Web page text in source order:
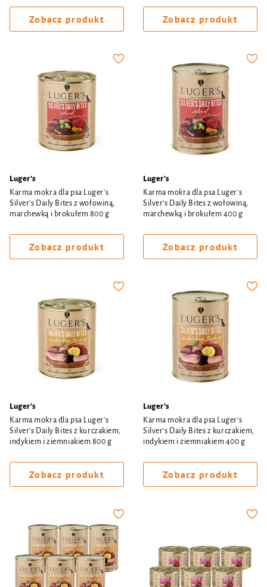
Zobacz produkt Zobacz produkt
Luger's
Karma mokra dla psa Luger's
Silver's Daily Bites z wołowiną,
marchewką i brokułem 800 g
Zobacz produkt
Luger's
Karma mokra dla psa Luger's
Silver's Daily Bites z wołowiną,
marchewką i brokułem 400 g
Zobacz produkt
Luger's
Karma mokra dla psa Luger's
Silver's Daily Bites z kurczakiem,
indykiem i ziemniakiem 800 g
Zobacz produkt
Luger's
Karma mokra dla psa Luger's
Silver's Daily Bites z kurczakiem,
indykiem i ziemniakiem 400 g
Zobacz produkt